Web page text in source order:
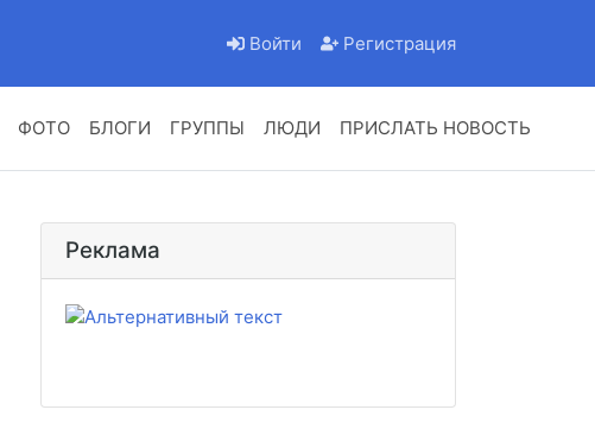
Войти Регистрация
ФОТО БЛОГИ ГРУППЫ ЛЮДИ ПРИСЛАТЬ НОВОСТЬ
Реклама